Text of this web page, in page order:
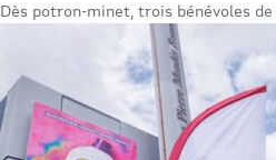
Dès potron-minet, trois bénévoles de